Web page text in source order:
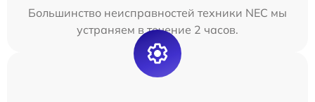
Большинство неисправностей техники NEC мы
устраняем в течение 2 часов.